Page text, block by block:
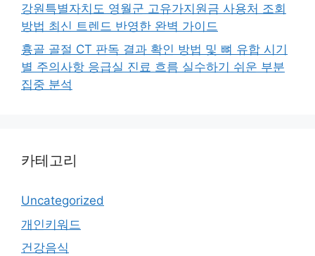
강원특별자치도 영월군 고유가지원금 사용처 조회
방법 최신 트렌드 반영한 완벽 가이드
흉골 골절 CT 판독 결과 확인 방법 및 뼈 유합 시기
별 주의사항 응급실 진료 흐름 실수하기 쉬운 부분
집중 분석
카테고리
Uncategorized
개인키워드
건강음식